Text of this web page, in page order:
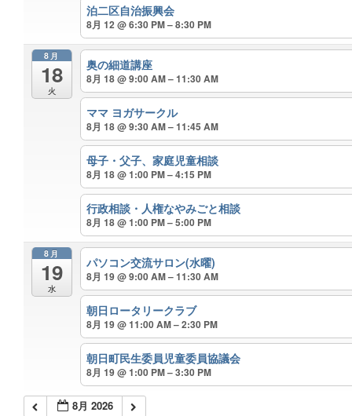
泊二区自治振興会
8月 12 @ 6:30 PM – 8:30 PM
8月
18
火
奥の細道講座
8月 18 @ 9:00 AM – 11:30 AM
ママ ヨガサークル
8月 18 @ 9:30 AM – 11:45 AM
母子・父子、家庭児童相談
8月 18 @ 1:00 PM – 4:15 PM
行政相談・人権なやみごと相談
8月 18 @ 1:00 PM – 5:00 PM
8月
19
水
パソコン交流サロン(水曜)
8月 19 @ 9:00 AM – 11:30 AM
朝日ロータリークラブ
8月 19 @ 11:00 AM – 2:30 PM
朝日町民生委員児童委員協議会
8月 19 @ 1:00 PM – 3:30 PM
8月 2026